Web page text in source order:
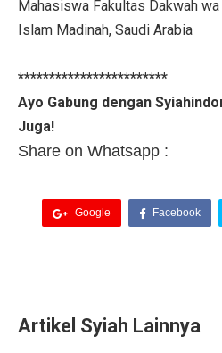
Mahasiswa Fakultas Dakwah
Islam Madinah, Saudi Arabia
************************
Ayo Gabung dengan
Juga!
Share on Whatsapp :
Google Facebook
Artikel Syiah Lainnya